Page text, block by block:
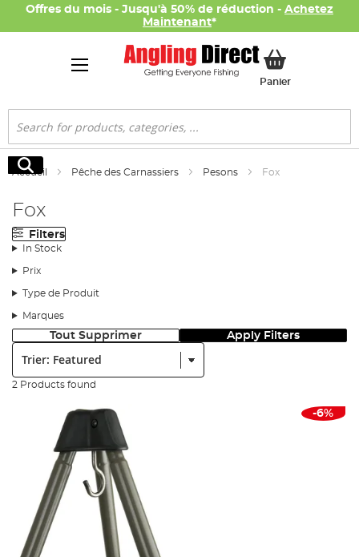
Offres du mois - Jusqu'à 50% de réduction - Achetez
Maintenant*
PanierMon panier
Rechercher
Rechercher
Accueil Pêche des Carnassiers Pesons Fox
Fox
Filters
In Stock
Prix
Type de Produit
Marques
Tout Supprimer Apply Filters
2 Products found
-6%